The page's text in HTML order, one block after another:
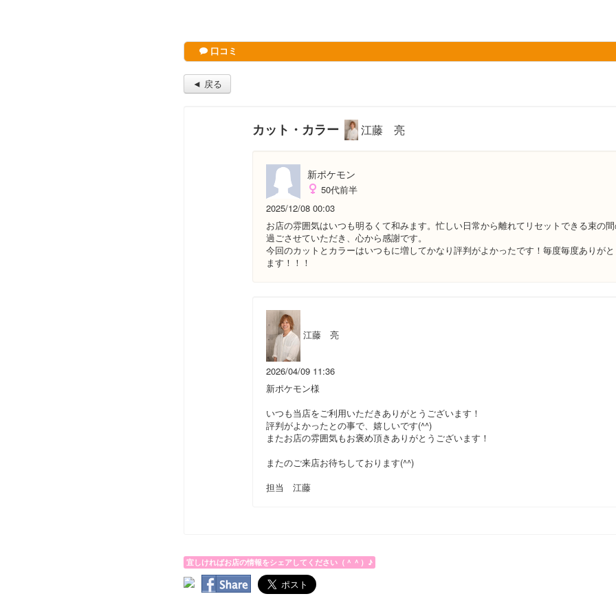
口コミ
◄ 戻る
カット・カラー 江藤 亮
新ポケモン
50代前半
2025/12/08 00:03
お店の雰囲気はいつも明るくて和みます。忙しい日常から離れてリセットできる束の
過ごさせていただき、心から感謝です。
今回のカットとカラーはいつもに増してかなり評判がよかったです！毎度毎度ありが
ます！！！
江藤 亮
2026/04/09 11:36
新ポケモン様
いつも当店をご利用いただきありがとうございます！
評判がよかったとの事で、嬉しいです(^^)
またお店の雰囲気もお褒め頂きありがとうございます！
またのご来店お待ちしております(^^)
担当 江藤
宜しければお店の情報をシェアしてください（＾＾）♪